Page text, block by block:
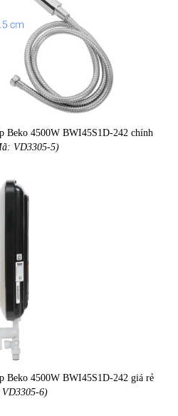
Beko 4500W BWI45S1D-242 chính
VD3305-5)
Beko 4500W BWI45S1D-242 giá rẻ
6)